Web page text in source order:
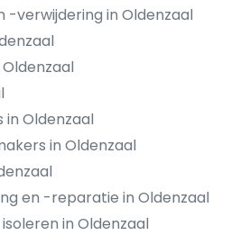
-verwijdering in Oldenzaal
in Oldenzaal
in Oldenzaal
en -reparatie in Oldenzaal
in Oldenzaal